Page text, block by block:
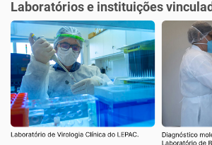
Laboratórios e instituições